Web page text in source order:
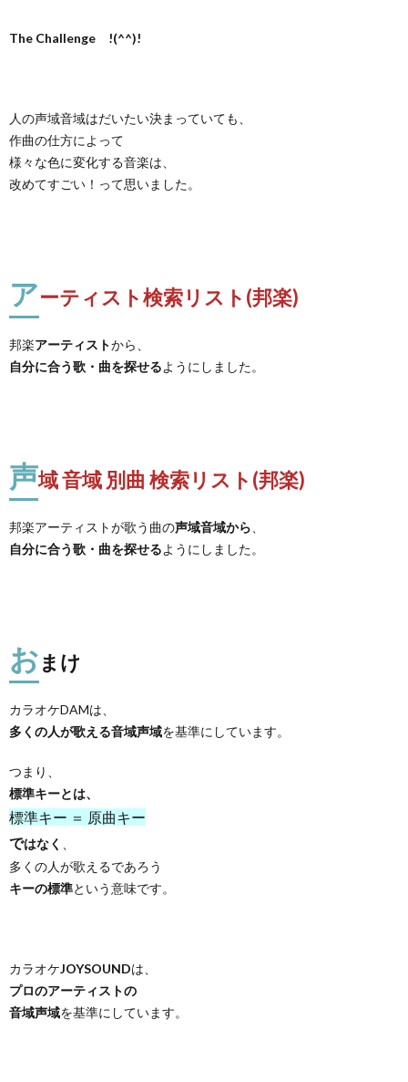
The Challenge !(^^)!
人の声域音域はだいたい決まっていても、
作曲の仕方によって
様々な色に変化する音楽は、
改めてすごい！って思いました。
アーティスト検索リスト(邦楽)
邦楽アーティストから、
自分に合う歌・曲を探せるようにしました。
声域 音域 別曲 検索リスト(邦楽)
邦楽アーティストが歌う曲の声域音域から
自分に合う歌・曲を探せるようにしました。
おまけ
カラオケDAMは、
多くの人が歌える音域声域を基準にしています。
つまり、
標準キーとは、
標準キー ＝ 原曲キー
ではなく
多くの人が歌えるであろう
キーの標準という意味です。
カラオケJOYSOUNDは、
プロのアーティストの
音域声域を基準にしています。